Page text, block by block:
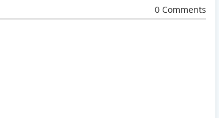
0 Comments